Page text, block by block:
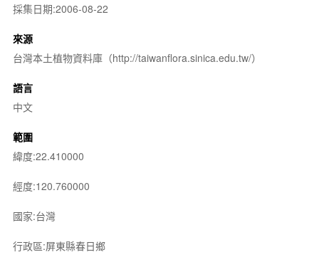
採集日期:2006-08-22
來源
台灣本土植物資料庫（http://taiwanflora.sinica.edu.tw/）
語言
中文
範圍
緯度:22.410000
經度:120.760000
國家:台灣
行政區:屏東縣春日鄉